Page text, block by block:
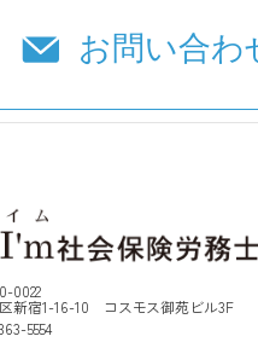
お問い合わ
0022
新宿1-16-10 コスモス御苑ビル3F
5554